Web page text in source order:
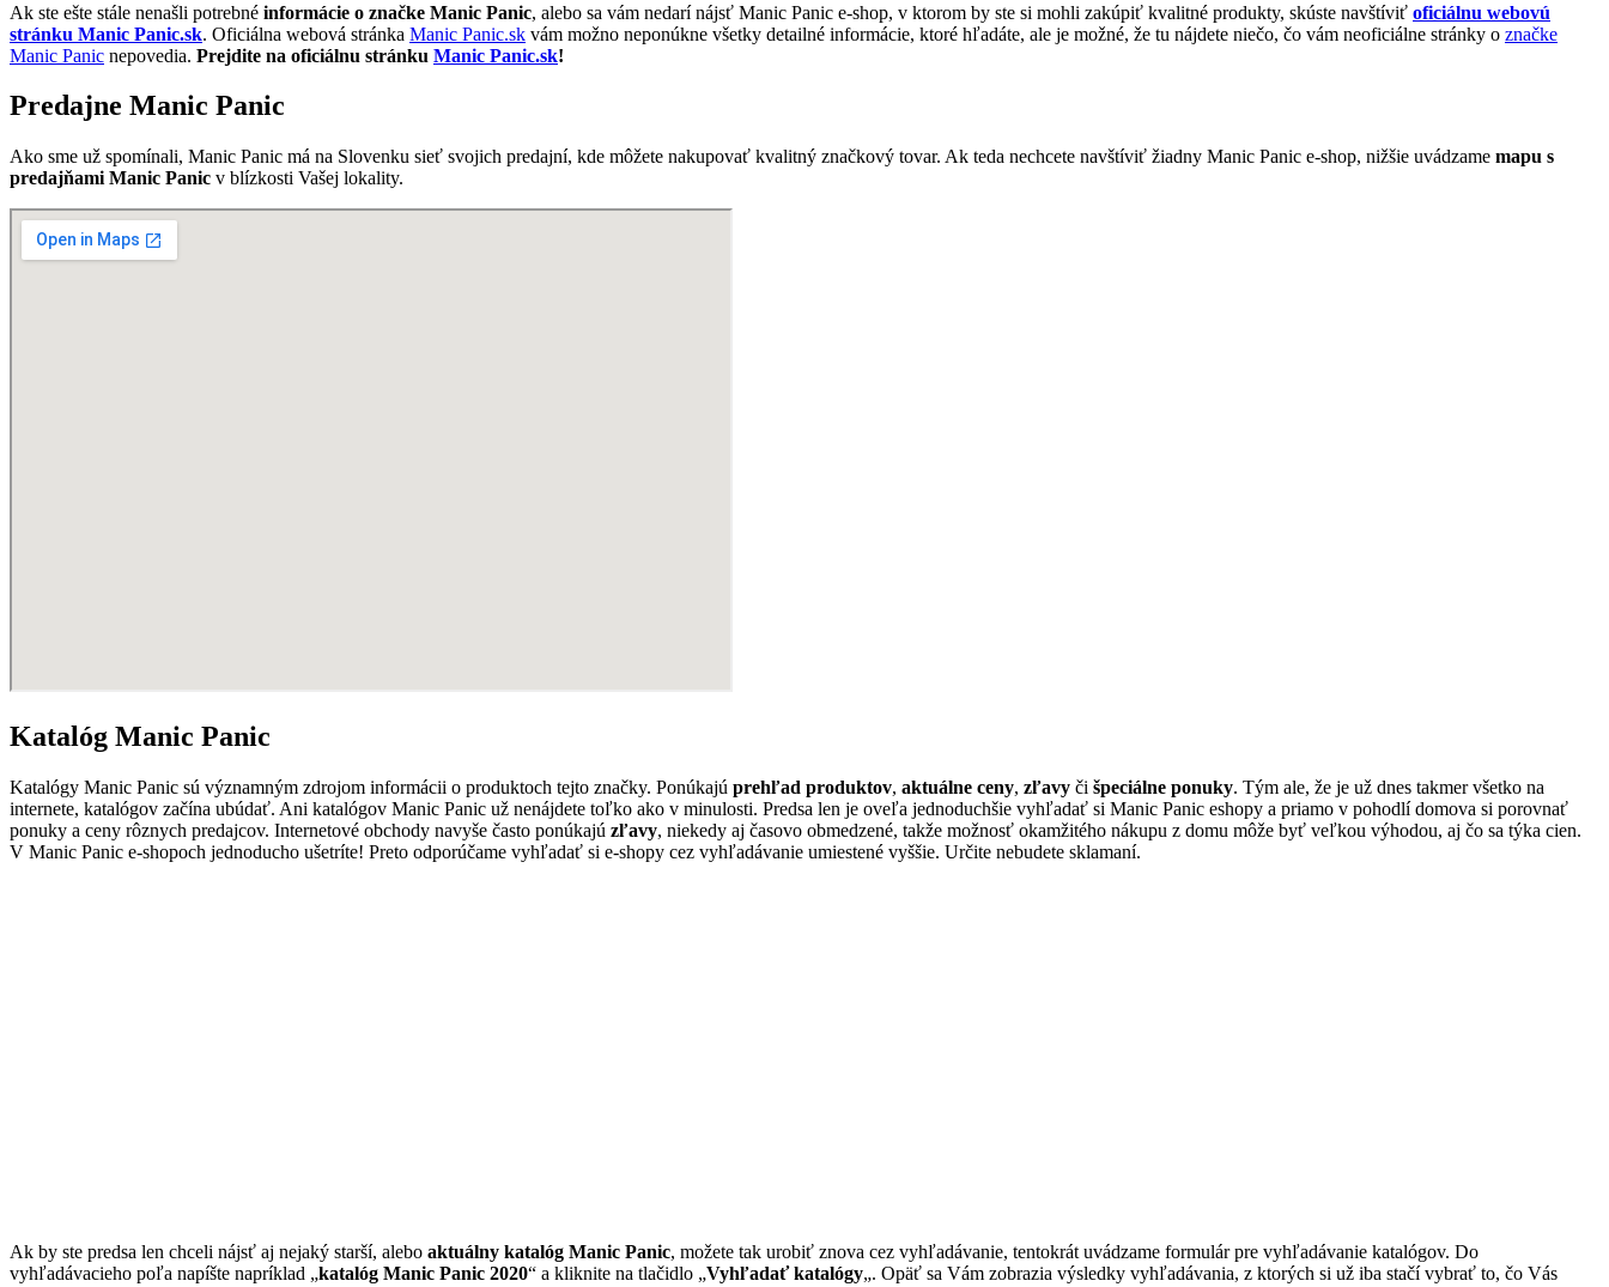
Ak ste ešte stále nenašli potrebné informácie o značke Manic Panic, alebo sa vám nedarí nájsť Manic Panic e-shop, v ktorom by ste si mohli zakúpiť kvalitné produkty, skúste navštíviť oficiálnu webovú
stránku Manic Panic.sk. Oficiálna webová stránka Manic Panic.sk vám možno neponúkne všetky detailné informácie, ktoré hľadáte, ale je možné, že tu nájdete niečo, čo vám neoficiálne stránky o značke
Manic Panic nepovedia. Prejdite na oficiálnu stránku Manic Panic.sk!
Predajne Manic Panic
Ako sme už spomínali, Manic Panic má na Slovenku sieť svojich predajní, kde môžete nakupovať kvalitný značkový tovar. Ak teda nechcete navštíviť žiadny Manic Panic e-shop, nižšie uvádzame mapu s
predajňami Manic Panic v blízkosti Vašej lokality.
Katalóg Manic Panic
Katalógy Manic Panic sú významným zdrojom informácii o produktoch tejto značky. Ponúkajú prehľad produktov, aktuálne ceny, zľavy či špeciálne ponuky. Tým ale, že je už dnes takmer všetko na
internete, katalógov začína ubúdať. Ani katalógov Manic Panic už nenájdete toľko ako v minulosti. Predsa len je oveľa jednoduchšie vyhľadať si Manic Panic eshopy a priamo v pohodlí domova si porovnať
ponuky a ceny rôznych predajcov. Internetové obchody navyše často ponúkajú zľavy, niekedy aj časovo obmedzené, takže možnosť okamžitého nákupu z domu môže byť veľkou výhodou, aj čo sa týka cien.
V Manic Panic e-shopoch jednoducho ušetríte! Preto odporúčame vyhľadať si e-shopy cez vyhľadávanie umiestené vyššie. Určite nebudete sklamaní.
Ak by ste predsa len chceli nájsť aj nejaký starší, alebo aktuálny katalóg Manic Panic, možete tak urobiť znova cez vyhľadávanie, tentokrát uvádzame formulár pre vyhľadávanie katalógov. Do
vyhľadávacieho poľa napíšte napríklad „katalóg Manic Panic 2020“ a kliknite na tlačidlo „Vyhľadať katalógy„. Opäť sa Vám zobrazia výsledky vyhľadávania, z ktorých si už iba stačí vybrať to, čo Vás